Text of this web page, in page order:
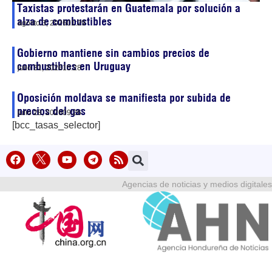
Taxistas protestarán en Guatemala por solución a
alza de combustibles
agosto 3, 202601:29
Gobierno mantiene sin cambios precios de
combustibles en Uruguay
julio 31, 202615:28
Oposición moldava se manifiesta por subida de
precios del gas
julio 28, 202609:26
[bcc_tasas_selector]
Agencias de noticias y medios digitales